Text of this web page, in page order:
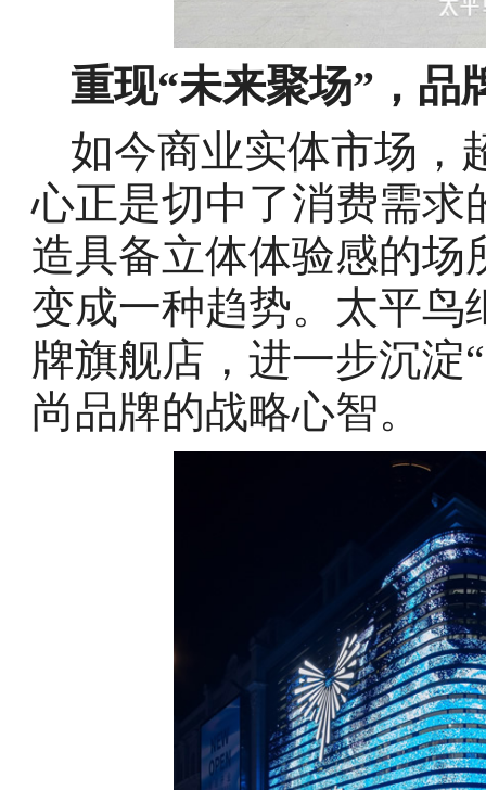
重现“未来聚场”，品
如今商业实体市场，
心正是切中了消费需求
造具备立体体验感的场
变成一种趋势。太平鸟
牌旗舰店，进一步沉淀
尚品牌的战略心智。